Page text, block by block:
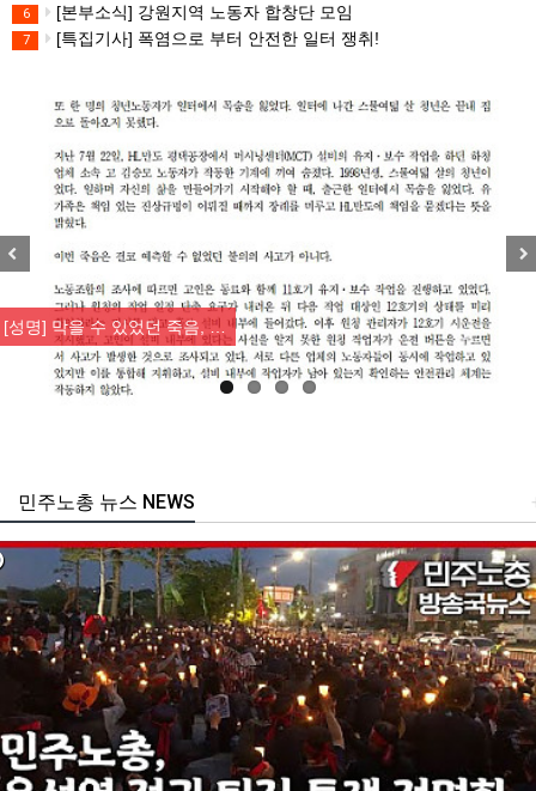
6 [본부소식] 강원지역 노동자 합창단 모임
7 [특집기사] 폭염으로 부터 안전한 일터 쟁취!
[성명] 막을 수 있었던 죽음, …
주노총 뉴스 NEWS